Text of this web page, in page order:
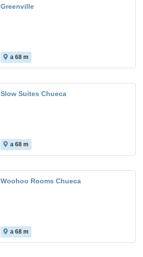
Greenville
a 68 m
Slow Suites Chueca
a 68 m
Woohoo Rooms Chueca
a 68 m